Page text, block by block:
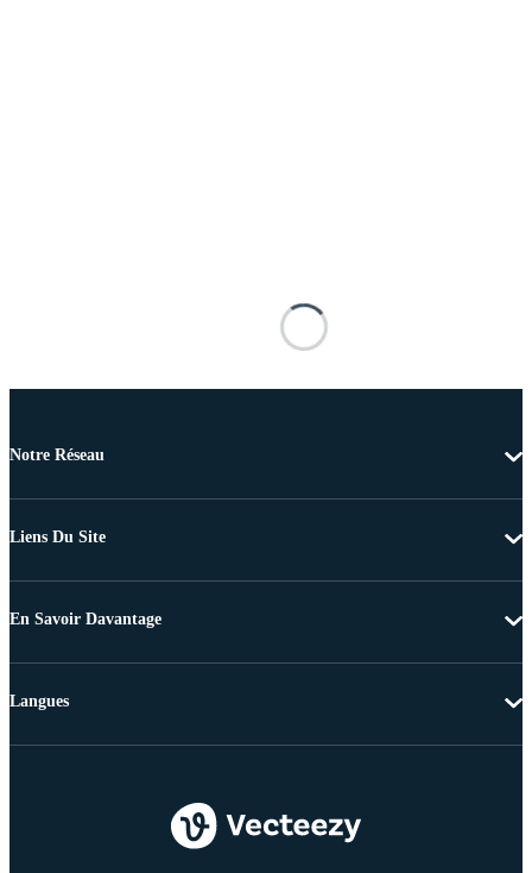
Notre Réseau
Liens Du Site
En Savoir Davantage
Langues